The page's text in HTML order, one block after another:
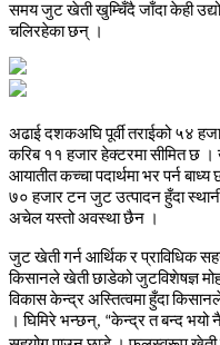
समयजुटखेतीखुम्चिँदैजाँदाकेही
चलिरहेकाछन् ।
अढाईदशकअघिपूर्वीतराईको ५४
करिब ११ हजारहेक्टरमासीमितछ ।
आयातीतकच्चापदार्थमाभरपर्नबाध्य
७० हजारटनजुटउत्पादनहुँदा
अचेलयस्तोअवस्थाछैन ।
जुटखेतीगर्नआर्थिकरप्राविधिक
किसानलेखेतीछाडेकोजुटविशेषज्ञ
विकासकेन्द्रअस्तित्वमाहुँदा
। घिमिरेभन्छन्, “केन्द्रतबन्दभयो